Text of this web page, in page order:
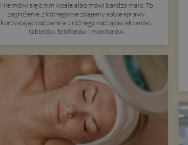
Nie mówi się o nim wcale albo mówi bardzo mało. To
zagrożenie, z którego nie zdajemy sobie sprawy
korzystając codziennie z różnego rodzajów ekranów,
tabletów, telefonów i monitorów.